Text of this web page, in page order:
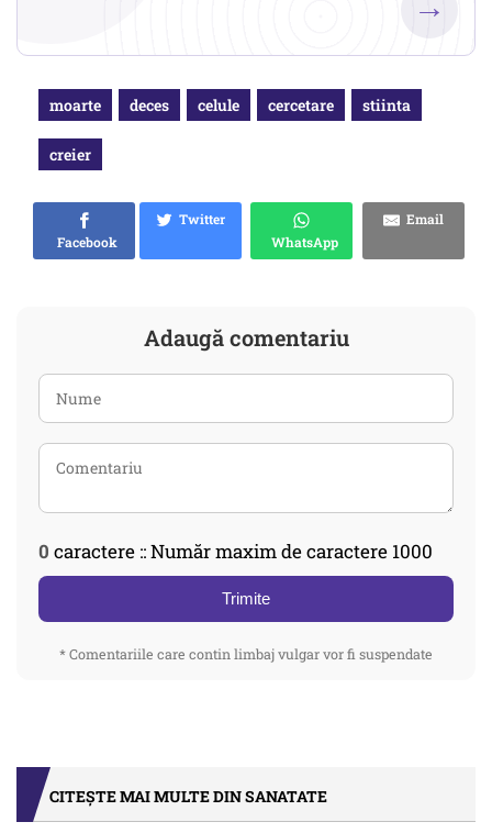
→
moarte deces celule cercetare stiinta
creier
Facebook
Twitter
WhatsApp
Email
Adaugă comentariu
0 caractere :: Număr maxim de caractere 1000
Trimite
* Comentariile care contin limbaj vulgar vor fi suspendate
CITEȘTE MAI MULTE DIN SANATATE